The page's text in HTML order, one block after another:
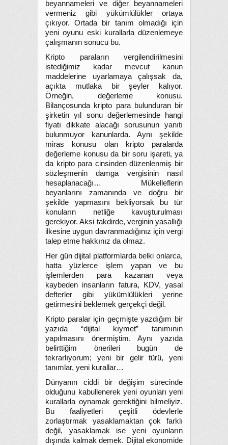
beyannameleri ve diğer beyannameleri
vermeniz gibi yükümlülükler ortaya
çıkıyor. Ortada bir tanım olmadığı için
yeni oyunu eski kurallarla düzenlemeye
çalışmanın sonucu bu.
Kripto paraların vergilendirilmesini
istediğimiz kadar mevcut kanun
maddelerine uyarlamaya çalışsak da,
açıkta mutlaka bir şeyler kalıyor.
Örneğin, değerleme konusu.
Bilançosunda kripto para bulunduran bir
şirketin yıl sonu değerlemesinde hangi
fiyatı dikkate alacağı sorusunun yanıtı
bulunmuyor kanunlarda. Aynı şekilde
miras konusu olan kripto paralarda
değerleme konusu da bir soru işareti, ya
da kripto para cinsinden düzenlenmiş bir
sözleşmenin damga vergisinin nasıl
hesaplanacağı… Mükelleflerin
beyanlarını zamanında ve doğru bir
şekilde yapmasını bekliyorsak bu tür
konuların netliğe kavuşturulması
gerekiyor. Aksi takdirde, verginin yasallığı
ilkesine uygun davranmadığınız için vergi
talep etme hakkınız da olmaz.
Her gün dijital platformlarda belki onlarca,
hatta yüzlerce işlem yapan ve bu
işlemlerden para kazanan veya
kaybeden insanların fatura, KDV, yasal
defterler gibi yükümlülükleri yerine
getirmesini beklemek gerçekçi değil.
Kripto paralar için geçmişte yazdığım bir
yazıda “dijital kıymet” tanımının
yapılmasını önermiştim. Aynı yazıda
belirttiğim önerileri bugün de
tekrarlıyorum; yeni bir gelir türü, yeni
tanımlar, yeni kurallar…
Dünyanın ciddi bir değişim sürecinde
olduğunu kabullenerek yeni oyunları yeni
kurallarla oynamak gerektiğini bilmeliyiz.
Bu faaliyetleri çeşitli ödevlerle
zorlaştırmak yasaklamaktan çok farklı
değil, yasaklamak ise yeni oyunların
dışında kalmak demek. Dijital ekonomide